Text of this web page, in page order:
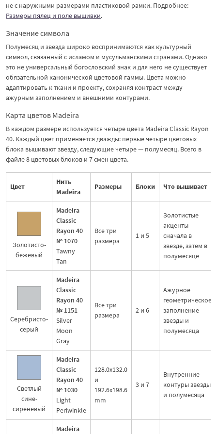
не с наружными размерами пластиковой рамки. Подробнее:
Размеры пялец и поле вышивки.
Значение символа
Полумесяц и звезда широко воспринимаются как культурный
символ, связанный с исламом и мусульманскими странами. Однако
это не универсальный богословский знак и для него не существует
обязательной канонической цветовой гаммы. Цвета можно
адаптировать к ткани и проекту, сохраняя контраст между
ажурным заполнением и внешними контурами.
Карта цветов Madeira
В каждом размере используется четыре цвета Madeira Classic Rayon
40. Каждый цвет применяется дважды: первые четыре цветовых
блока вышивают звезду, следующие четыре — полумесяц. Всего в
файле 8 цветовых блоков и 7 смен цвета.
Цвет
Нить
Madeira
Размеры Блоки Что вышивает
Золотисто-
бежевый
Madeira
Classic
Rayon 40
№ 1070
Tawny
Tan
Все три
размера
1 и 5
Золотистые
акценты
сначала в
звезде, затем в
полумесяце
Серебристо-
серый
Madeira
Classic
Rayon 40
№ 1151
Silver
Moon
Gray
Все три
размера
2 и 6
Ажурное
геометрическое
заполнение
звезды и
полумесяца
Светлый
сине-
сиреневый
Madeira
Classic
Rayon 40
№ 1030
Light
Periwinkle
128.0x132.0
и
192.6x198.6
mm
3 и 7
Внутренние
контуры звезды
и полумесяца
Madeira